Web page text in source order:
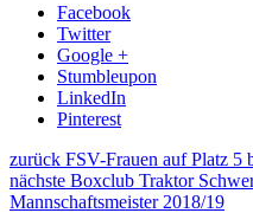
Facebook
Twitter
Google +
Stumbleupon
LinkedIn
Pinterest
zurück FSV-Frauen auf Platz 5
nächste Boxclub Traktor
Mannschaftsmeister 2018/19